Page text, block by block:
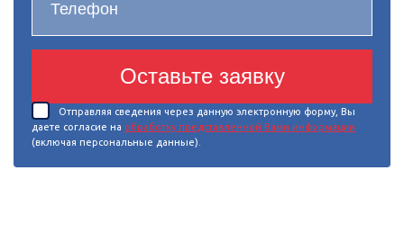
Оставьте заявку
Отправляя сведения через данную электронную форму, Вы
даете согласие на обработку представленной Вами информации
(включая персональные данные).